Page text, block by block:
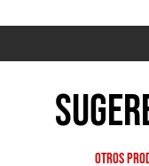
Otros